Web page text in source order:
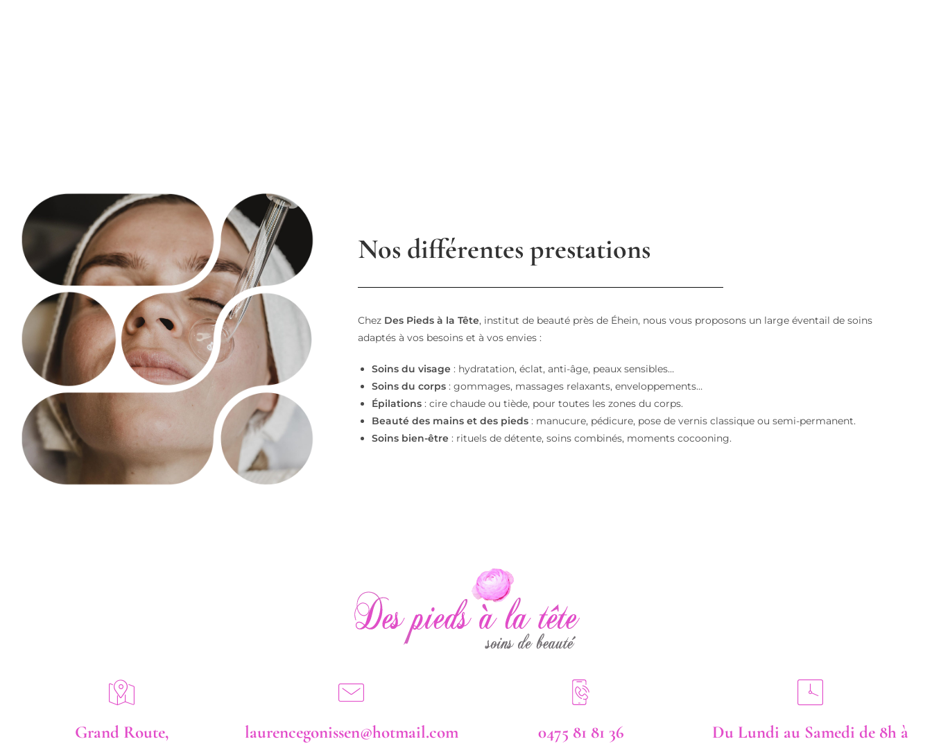
Nos différentes prestations
Chez Des Pieds à la Tête, institut de beauté près de Éhein, nous vous proposons un large éventail de soins
adaptés à vos besoins et à vos envies :
Soins du visage : hydratation, éclat, anti-âge, peaux sensibles…
Soins du corps: gommages, massages relaxants, enveloppements…
Épilations: cire chaude ou tiède, pour toutes les zones du corps.
Beauté des mains et des pieds: manucure, pédicure, pose de vernis classique ou semi-permanent.
Soins bien-être : rituels de détente, soins combinés, moments cocooning.
Grand Route, laurencegonissen@hotmail.com 0475 81 81 36 Du Lundi au Samedi de 8h à